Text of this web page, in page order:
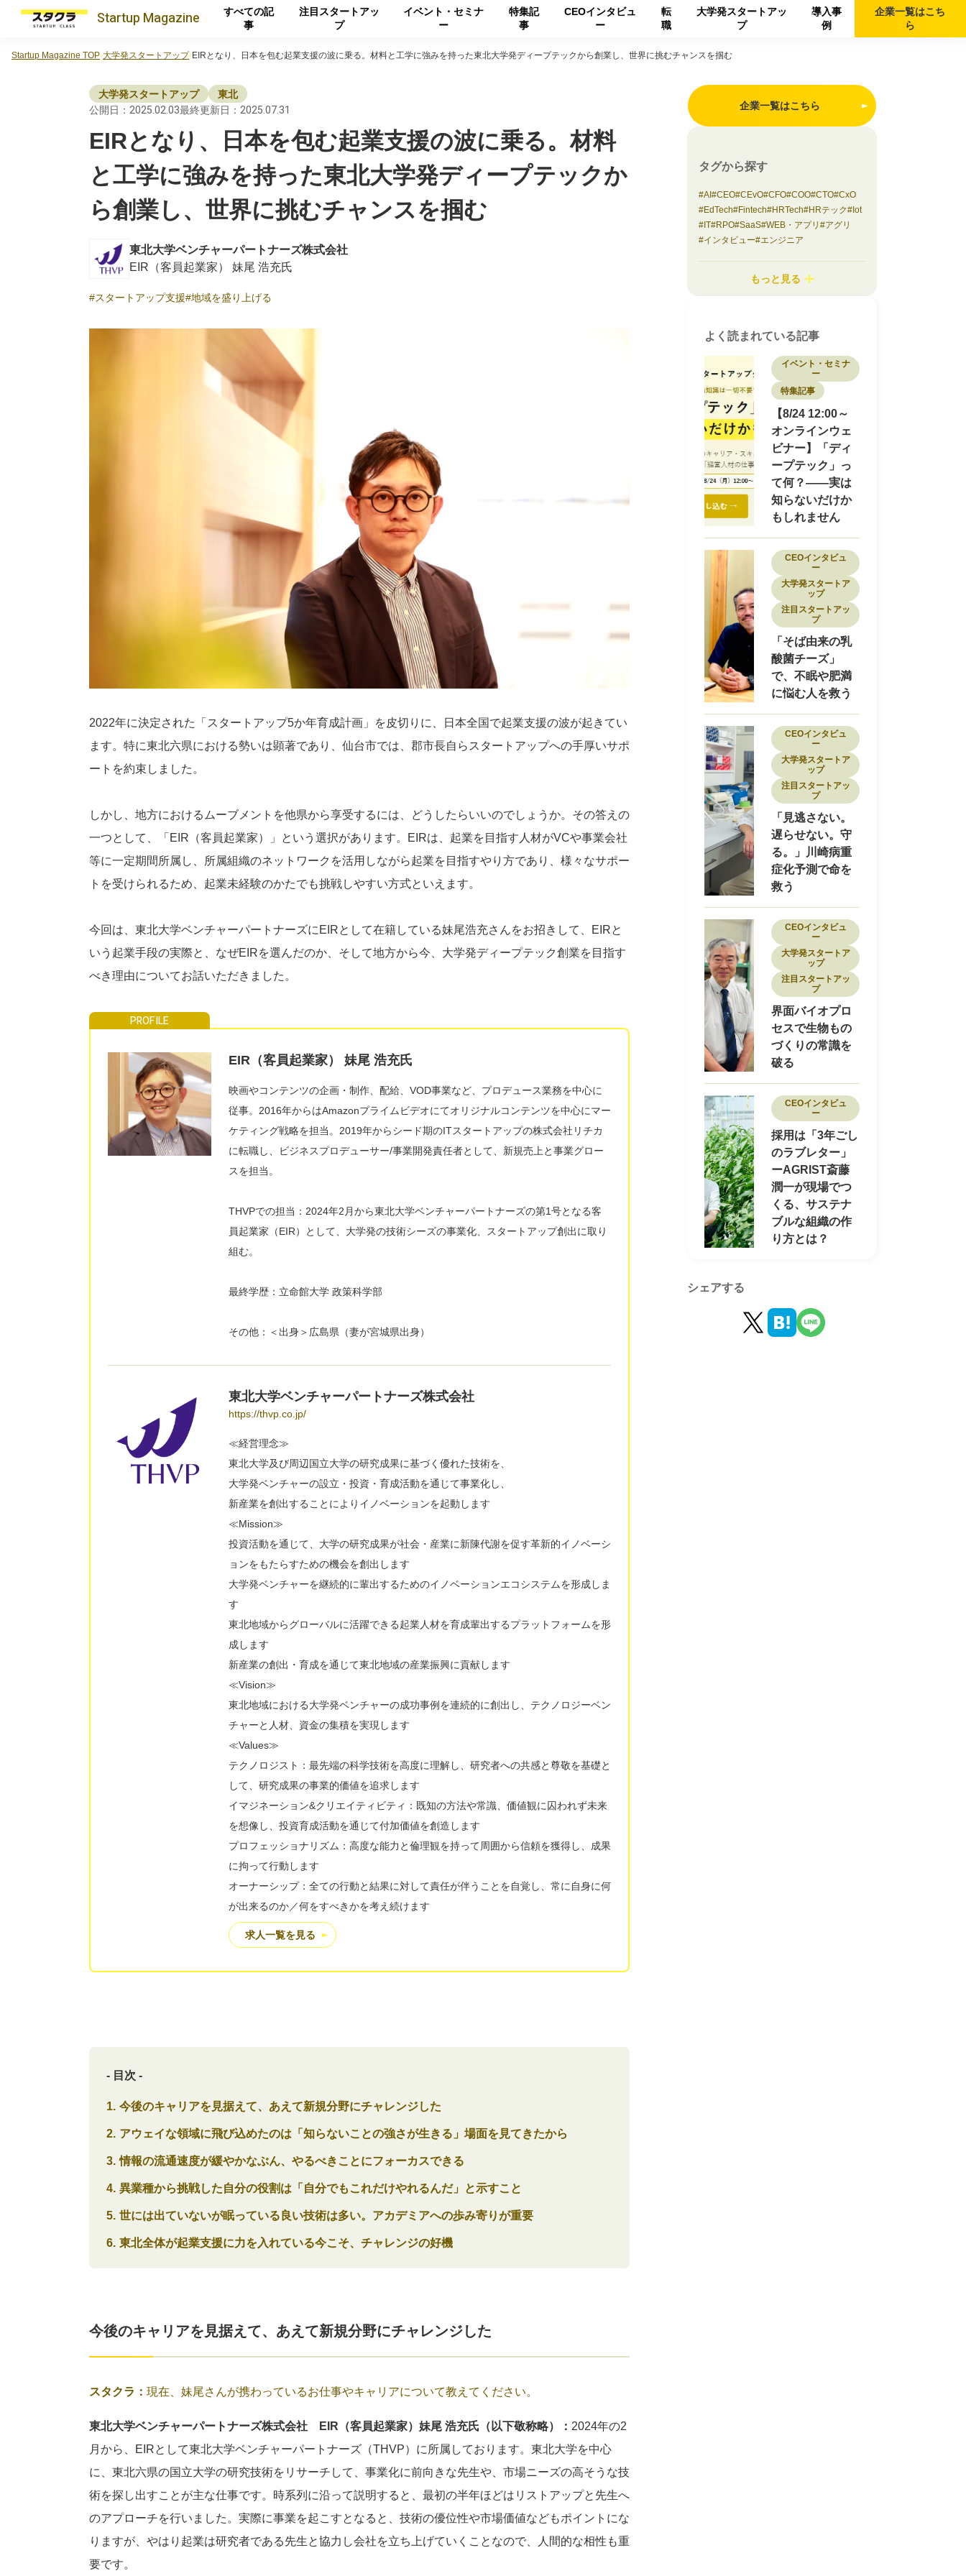
Startup Magazine
すべての記
事
注目スタートアッ
プ
イベント・セミナ
ー
特集記
事
CEOインタビュ
ー
転
職
大学発スタートアッ
プ
導入事
例
企業一覧はこち
ら
Startup Magazine TOP 大学発スタートアップ EIRとなり、日本を包む起業支援の波に乗る。材料と工学に強みを持った東北大学発ディープテックから創業し、世界に挑むチャンスを掴む
大学発スタートアップ 東北
公開日：2025.02.03最終更新日：2025.07.31
EIRとなり、日本を包む起業支援の波に乗る。材料
と工学に強みを持った東北大学発ディープテックか
ら創業し、世界に挑むチャンスを掴む
東北大学ベンチャーパートナーズ株式会社
EIR（客員起業家） 妹尾 浩充氏
スタートアップ支援 地域を盛り上げる
2022年に決定された「スタートアップ5か年育成計画」を皮切りに、日本全国で起業支援の波が起きてい
ます。特に東北六県における勢いは顕著であり、仙台市では、郡市長自らスタートアップへの手厚いサポ
ートを約束しました。
しかし、地方におけるムーブメントを他県から享受するには、どうしたらいいのでしょうか。その答えの
一つとして、「EIR（客員起業家）」という選択があります。EIRは、起業を目指す人材がVCや事業会社
等に一定期間所属し、所属組織のネットワークを活用しながら起業を目指すやり方であり、様々なサポー
トを受けられるため、起業未経験のかたでも挑戦しやすい方式といえます。
今回は、東北大学ベンチャーパートナーズにEIRとして在籍している妹尾浩充さんをお招きして、EIRと
いう起業手段の実際と、なぜEIRを選んだのか、そして地方から今、大学発ディープテック創業を目指す
べき理由についてお話いただきました。
EIR（客員起業家） 妹尾 浩充氏
映画やコンテンツの企画・制作、配給、VOD事業など、プロデュース業務を中心に
従事。2016年からはAmazonプライムビデオにてオリジナルコンテンツを中心にマー
ケティング戦略を担当。2019年からシード期のITスタートアップの株式会社リチカ
に転職し、ビジネスプロデューサー/事業開発責任者として、新規売上と事業グロー
スを担当。
THVPでの担当：2024年2月から東北大学ベンチャーパートナーズの第1号となる客
員起業家（EIR）として、大学発の技術シーズの事業化、スタートアップ創出に取り
組む。
最終学歴：立命館大学 政策科学部
その他：＜出身＞広島県（妻が宮城県出身）
東北大学ベンチャーパートナーズ株式会社
https://thvp.co.jp/
≪経営理念≫
東北大学及び周辺国立大学の研究成果に基づく優れた技術を、
大学発ベンチャーの設立・投資・育成活動を通じて事業化し、
新産業を創出することによりイノベーションを起動します
≪Mission≫
投資活動を通じて、大学の研究成果が社会・産業に新陳代謝を促す革新的イノベーシ
ョンをもたらすための機会を創出します
大学発ベンチャーを継続的に輩出するためのイノベーションエコシステムを形成しま
す
東北地域からグローバルに活躍できる起業人材を育成輩出するプラットフォームを形
成します
新産業の創出・育成を通じて東北地域の産業振興に貢献します
≪Vision≫
東北地域における大学発ベンチャーの成功事例を連続的に創出し、テクノロジーベン
チャーと人材、資金の集積を実現します
≪Values≫
テクノロジスト：最先端の科学技術を高度に理解し、研究者への共感と尊敬を基礎と
して、研究成果の事業的価値を追求します
イマジネーション&クリエイティビティ：既知の方法や常識、価値観に囚われず未来
を想像し、投資育成活動を通じて付加価値を創造します
プロフェッショナリズム：高度な能力と倫理観を持って周囲から信頼を獲得し、成果
に拘って行動します
オーナーシップ：全ての行動と結果に対して責任が伴うことを自覚し、常に自身に何
が出来るのか／何をすべきかを考え続けます
求人一覧を見る
- 目次 -
今後のキャリアを見据えて、あえて新規分野にチャレンジした
アウェイな領域に飛び込めたのは「知らないことの強さが生きる」場面を見てきたから
情報の流通速度が緩やかなぶん、やるべきことにフォーカスできる
異業種から挑戦した自分の役割は「自分でもこれだけやれるんだ」と示すこと
世には出ていないが眠っている良い技術は多い。アカデミアへの歩み寄りが重要
東北全体が起業支援に力を入れている今こそ、チャレンジの好機
今後のキャリアを見据えて、あえて新規分野にチャレンジした
スタクラ： 現在、妹尾さんが携わっているお仕事やキャリアについて教えてください。
東北大学ベンチャーパートナーズ株式会社 EIR（客員起業家）妹尾 浩充氏（以下敬称略）： 2024年の2
月から、EIRとして東北大学ベンチャーパートナーズ（THVP）に所属しております。東北大学を中心
に、東北六県の国立大学の研究技術をリサーチして、事業化に前向きな先生や、市場ニーズの高そうな技
術を探し出すことが主な仕事です。時系列に沿って説明すると、最初の半年ほどはリストアップと先生へ
のアプローチを行いました。実際に事業を起こすとなると、技術の優位性や市場価値などもポイントにな
りますが、やはり起業は研究者である先生と協力し会社を立ち上げていくことなので、人間的な相性も重
要です。
企業一覧はこちら
タグから探す
AI CEO CEvO CFO COO CTO CxO
EdTech
Fintech HRTech HRテック
Iot
IT
RPO SaaS WEB・アプリ
アグリ
インタビュー
エンジニア
コンサルティング コンシューマーbiz
セミナー ディープテック ナノテク
ポストコンサル
マーケティング
モビリティ
ロボティクス
ワークライフバランス
不動産
事業開発 介護
医療・ヘルスケア
商社
地域を盛り上げる 地方スタートアップ
地方創生
大学発スタートアップ
女性限定 宇宙 導入事例 小売
建設
採用 採用事例 教育・Edtech 新素材
物流 特集記事 環境 環境エネルギー
知財 研究者 研究開発 素材
脱炭素
転職 転職者インタビュー
もっと見る
よく読まれている記事
イベント・セミナ
ー
特集記事
【8/24 12:00～
オンラインウェ
ビナー】「ディ
ープテック」っ
て何？——実は
知らないだけか
もしれません
CEOインタビュ
ー
大学発スタートア
ップ
注目スタートアッ
プ
「そば由来の乳
酸菌チーズ」
で、不眠や肥満
に悩む人を救う
CEOインタビュ
ー
大学発スタートア
ップ
注目スタートアッ
プ
「見逃さない。
遅らせない。守
る。」川崎病重
症化予測で命を
救う
CEOインタビュ
ー
大学発スタートア
ップ
注目スタートアッ
プ
界面バイオプロ
セスで生物もの
づくりの常識を
破る
CEOインタビュ
ー
採用は「3年ごし
のラブレター」
ーAGRIST斎藤
潤一が現場でつ
くる、サステナ
ブルな組織の作
り方とは？
シェアする